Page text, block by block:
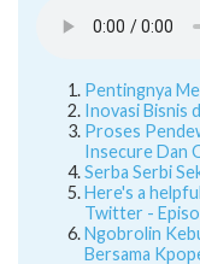
Pentingnya
Inovasi Bisnis
Proses
Insecure Dan
Serba Serbi
Here's a
Twitter -
Ngobrolin
Bersama